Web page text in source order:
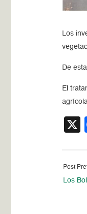
Los
De
El
Post
Los